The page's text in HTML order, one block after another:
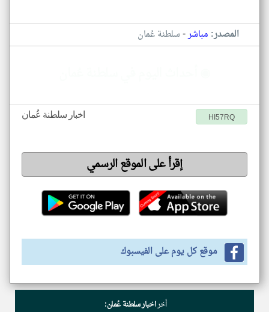
المصدر: مباشر-سلطنة عُمان
اخبار سلطنة عُمان HI57RQ
إقرأ على الموقع الرسمي
موقع كل يوم على الفيسبوك
أخراخبار سلطنة عُمان: